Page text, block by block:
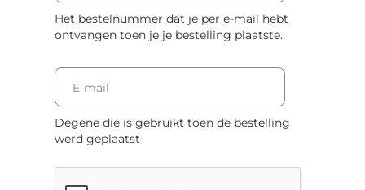
Het bestelnummer dat je per e-mail hebt
ontvangen toen je je bestelling plaatste.
E-mail
Degene die is gebruikt toen de bestelling
werd geplaatst